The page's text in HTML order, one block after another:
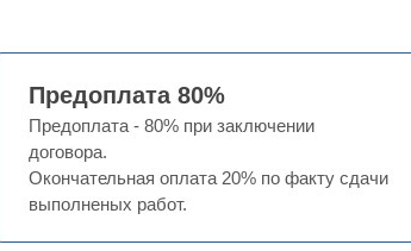
Предоплата 80%
Предоплата - 80% при заключении
договора.
Окончательная оплата 20% по факту сдачи
выполненых работ.